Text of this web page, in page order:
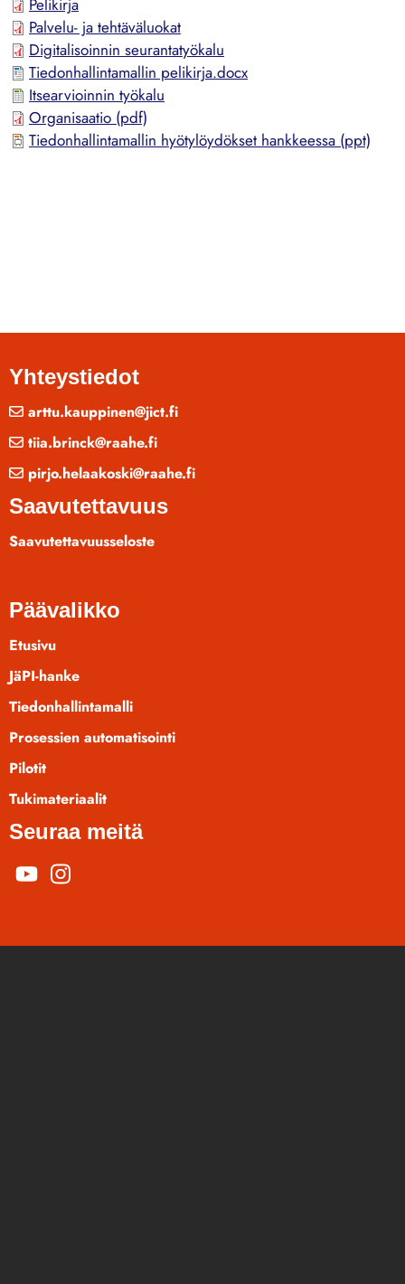
Pelikirja
Palvelu- ja tehtäväluokat
Digitalisoinnin seurantatyökalu
Tiedonhallintamallin pelikirja.docx
Itsearvioinnin työkalu
Organisaatio (pdf)
Tiedonhallintamallin hyötylöydökset hankkeessa (ppt)
Yhteystiedot
arttu.kauppinen@jict.fi
tiia.brinck@raahe.fi
pirjo.helaakoski@raahe.fi
Saavutettavuus
Saavutettavuusseloste
Päävalikko
Etusivu
JäPI-hanke
Tiedonhallintamalli
Prosessien automatisointi
Pilotit
Tukimateriaalit
Seuraa meitä